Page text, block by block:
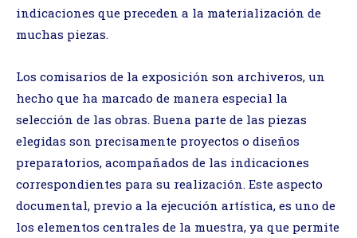
indicaciones que preceden a la materialización de
muchas piezas.
Los comisarios de la exposición son archiveros, un
hecho que ha marcado de manera especial la
selección de las obras. Buena parte de las piezas
elegidas son precisamente proyectos o diseños
preparatorios, acompañados de las indicaciones
correspondientes para su realización. Este aspecto
documental, previo a la ejecución artística, es uno de
los elementos centrales de la muestra, ya que permite